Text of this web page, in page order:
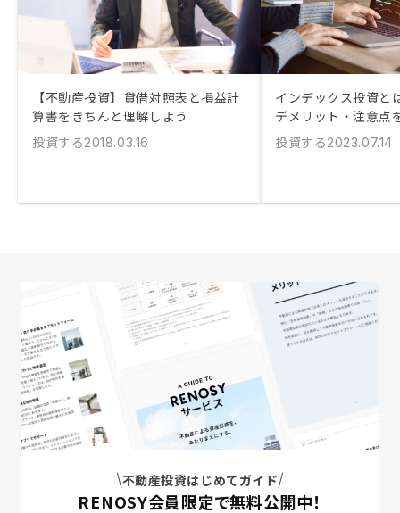
【不動産投資】貸借対照表と損益計
算書をきちんと理解しよう
投資する2018.03.16
インデックス投資と
デメリット・注意点
投資する2023.07.14
不動産投資はじめてガイド
RENOSY会員限定で無料公開中！